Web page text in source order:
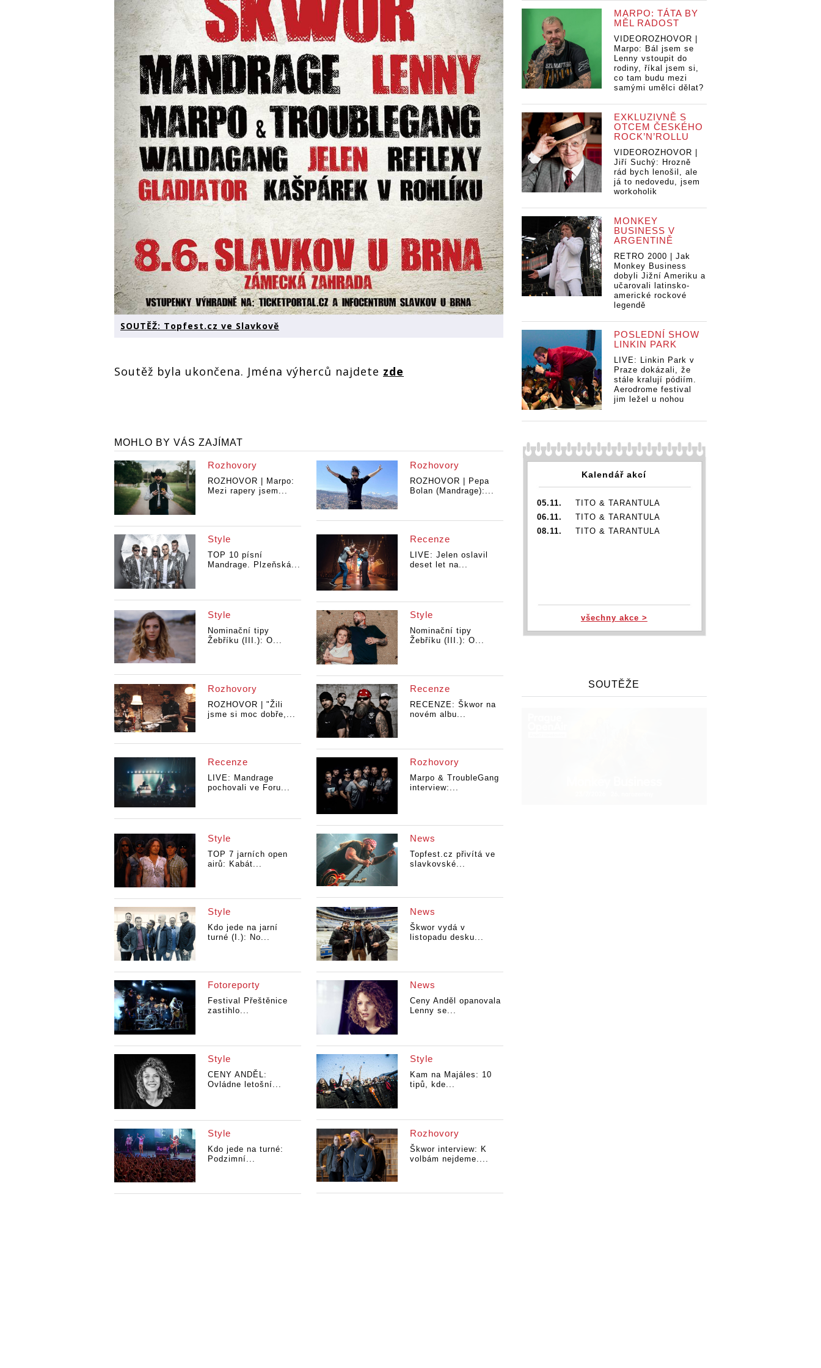
SOUTĚŽ: Topfest.cz ve Slavkově
Soutěž byla ukončena. Jména výherců najdete zde
MOHLO BY VÁS ZAJÍMAT
Rozhovory
ROZHOVOR | Marpo:
Mezi rapery jsem...
Rozhovory
ROZHOVOR | Pepa
Bolan (Mandrage):...
Style
TOP 10 písní
Mandrage. Plzeňská...
Recenze
LIVE: Jelen oslavil
deset let na...
Style
Nominační tipy
Žebříku (III.): O...
Style
Nominační tipy
Žebříku (III.): O...
Rozhovory
ROZHOVOR | "Žili
jsme si moc dobře,...
Recenze
RECENZE: Škwor na
novém albu...
Recenze
LIVE: Mandrage
pochovali ve Foru...
Rozhovory
Marpo & TroubleGang
interview:...
Style
TOP 7 jarních open
airů: Kabát...
News
Topfest.cz přivítá ve
slavkovské...
Style
Kdo jede na jarní
turné (I.): No...
News
Škwor vydá v
listopadu desku...
Fotoreporty
Festival Přeštěnice
zastihlo...
News
Ceny Anděl opanovala
Lenny se...
Style
CENY ANDĚL:
Ovládne letošní...
Style
Kam na Majáles: 10
tipů, kde...
Style
Kdo jede na turné:
Podzimní...
Rozhovory
Škwor interview: K
volbám nejdeme....
MARPO: TÁTA BY
MĚL RADOST
VIDEOROZHOVOR |
Marpo: Bál jsem se
Lenny vstoupit do
rodiny, říkal jsem si,
co tam budu mezi
samými umělci dělat?
EXKLUZIVNĚ S
OTCEM ČESKÉHO
ROCK’N’ROLLU
VIDEOROZHOVOR |
Jiří Suchý: Hrozně
rád bych lenošil, ale
já to nedovedu, jsem
workoholik
MONKEY
BUSINESS V
ARGENTINĚ
RETRO 2000 | Jak
Monkey Business
dobyli Jižní Ameriku a
učarovali latinsko-
americké rockové
legendě
POSLEDNÍ SHOW
LINKIN PARK
LIVE: Linkin Park v
Praze dokázali, že
stále kralují pódiím.
Aerodrome festival
jim ležel u nohou
Kalendář akcí
05.11.
TITO & TARANTULA
06.11.
TITO & TARANTULA
08.11.
TITO & TARANTULA
všechny akce >
SOUTĚŽE